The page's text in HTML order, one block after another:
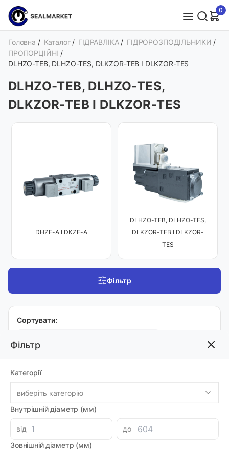
0
Фільтр
Категорії
виберіть категорію
Внутрішній діаметр (мм)
від
до
Зовнішній діаметр (мм)
Головна / Каталог / ГІДРАВЛІКА / ГІДРОРОЗПОДІЛЬНИКИ /
ПРОПОРЦІЙНІ /
DLHZO-TEB, DLHZO-TES, DLKZOR-TEB І DLKZOR-TES
DLHZO-TEB, DLHZO-TES,
DLKZOR-TEB І DLKZOR-TES
DHZE-A І DKZE-A
DLHZO-TEB, DLHZO-TES,
DLKZOR-TEB І DLKZOR-
TES
Фільтр
Сортувати:
20
DLHZO-TEB, DLHZO-TES, DLKZOR-TEB І
Гідророзподілювач DLHZO-TEB-SN-NP-040-
L53/I 10